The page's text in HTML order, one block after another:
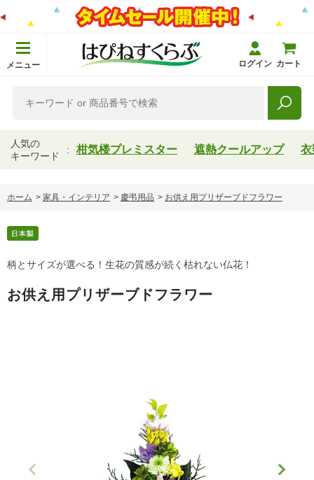
メニュー ログイン カート
人気の
キーワード
柑気楼プレミスター 遮熱クールアップ 衣
ホーム > 家具・インテリア > 慶弔用品 > お供え用プリザーブドフラワー
柄とサイズが選べる！生花の質感が続く枯れない仏花！
お供え用プリザーブドフラワー